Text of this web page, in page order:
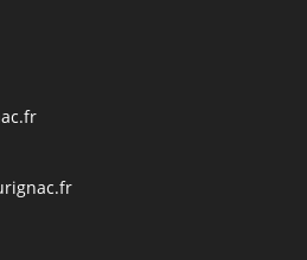
S’ouvre
application